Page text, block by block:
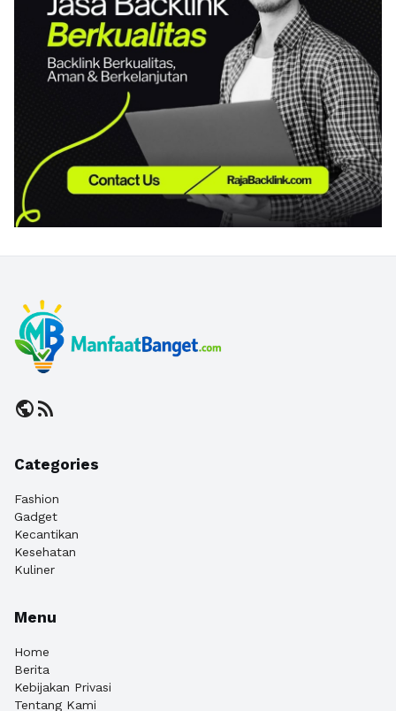
publicrss_feed
Categories
Fashion
Gadget
Kecantikan
Kesehatan
Kuliner
Menu
Home
Berita
Kebijakan Privasi
Tentang Kami